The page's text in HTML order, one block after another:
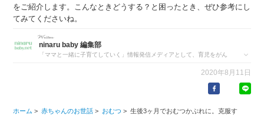
をご紹介します。こんなときどうする？と困ったとき、ぜひ参考にし
てみてくださいね。
ninaru baby 編集部
「ママと一緒に子育てしていく」情報発信メディアとして、育児をがん
2020年8月11日
ホーム > 赤ちゃんのお世話 > おむつ > 生後3ヶ月でおむつかぶれに。克服す